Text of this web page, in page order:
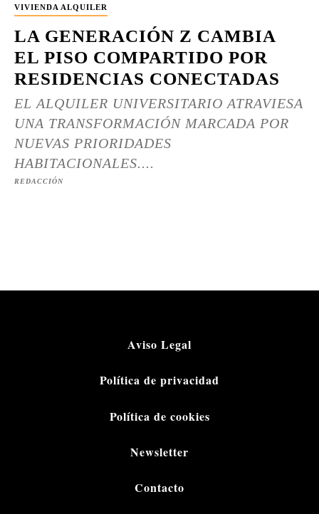
VIVIENDA ALQUILER
LA GENERACIÓN Z CAMBIA
EL PISO COMPARTIDO POR
RESIDENCIAS CONECTADAS
EL ALQUILER UNIVERSITARIO ATRAVIESA
UNA TRANSFORMACIÓN MARCADA POR
NUEVAS PRIORIDADES
HABITACIONALES....
REDACCIÓN
Aviso Legal
Política de privacidad
Política de cookies
Newsletter
Contacto